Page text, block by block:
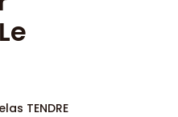
TENDRE